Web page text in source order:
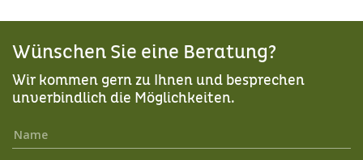
Wünschen Sie eine Beratung?
Wir kommen gern zu Ihnen und besprechen
unverbindlich die Möglichkeiten.